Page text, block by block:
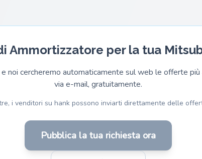
Ammortizzatore per la tua
e noi cercheremo automaticamente sul web le offerte
via e-mail, gratuitamente.
i venditori su hank possono inviarti direttamente delle
Pubblica la tua richiesta ora